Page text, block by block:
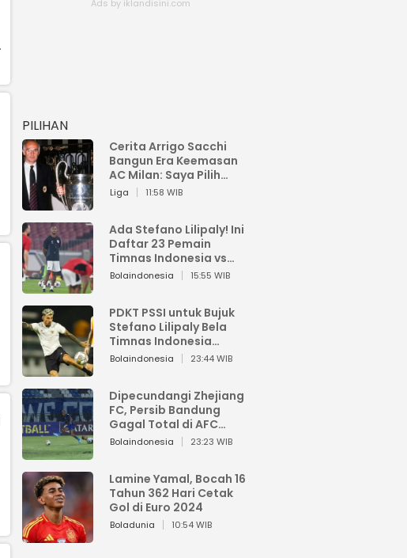
PILIHAN
Cerita Arrigo Sacchi
Bangun Era Keemasan
AC Milan: Saya Pilih
Pemain dari Isi Otaknya
Liga 11:58 WIB
Ada Stefano Lilipaly! Ini
Daftar 23 Pemain
Timnas Indonesia vs
China
Bolaindonesia 15:55 WIB
PDKT PSSI untuk Bujuk
Stefano Lilipaly Bela
Timnas Indonesia
Berakhir Berantakan
Bolaindonesia 23:44 WIB
Dipecundangi Zhejiang
FC, Persib Bandung
Gagal Total di AFC
Champions League Two
Bolaindonesia 23:23 WIB
Lamine Yamal, Bocah 16
Tahun 362 Hari Cetak
Gol di Euro 2024
Boladunia 10:54 WIB